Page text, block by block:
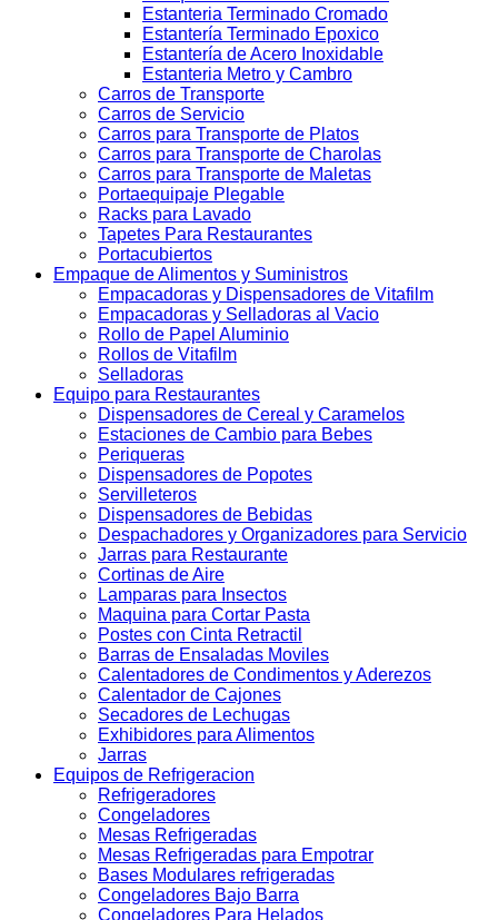
Estanteria Terminado Cromado
Estantería Terminado Epoxico
Estantería de Acero Inoxidable
Estanteria Metro y Cambro
Carros de Transporte
Carros de Servicio
Carros para Transporte de Platos
Carros para Transporte de Charolas
Carros para Transporte de Maletas
Portaequipaje Plegable
Racks para Lavado
Tapetes Para Restaurantes
Portacubiertos
Empaque de Alimentos y Suministros
Empacadoras y Dispensadores de Vitafilm
Empacadoras y Selladoras al Vacio
Rollo de Papel Aluminio
Rollos de Vitafilm
Selladoras
Equipo para Restaurantes
Dispensadores de Cereal y Caramelos
Estaciones de Cambio para Bebes
Periqueras
Dispensadores de Popotes
Servilleteros
Dispensadores de Bebidas
Despachadores y Organizadores para Servicio
Jarras para Restaurante
Cortinas de Aire
Lamparas para Insectos
Maquina para Cortar Pasta
Postes con Cinta Retractil
Barras de Ensaladas Moviles
Calentadores de Condimentos y Aderezos
Calentador de Cajones
Secadores de Lechugas
Exhibidores para Alimentos
Jarras
Equipos de Refrigeracion
Refrigeradores
Congeladores
Mesas Refrigeradas
Mesas Refrigeradas para Empotrar
Bases Modulares refrigeradas
Congeladores Bajo Barra
Congeladores Para Helados